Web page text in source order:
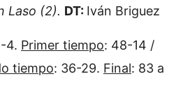
Laso (2). DT: Iván Briguez
4. Primer tiempo: 48-14 /
tiempo: 36-29. Final: 83 a